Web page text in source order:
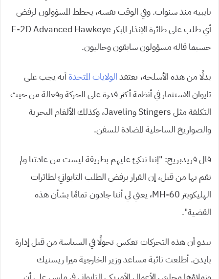
تايبيه منذ سنوات. وفي الوقت نفسه، يخطط المسؤولون لرفض
أي طلب على طائرة الإنذار المبكر E-2D Advanced Hawkeye
حسبما قاله مسؤولون سابقون وحاليون.
بدلًا من هذه الأسلحة، تعتقدالولايات المتحدةأنه يجب على
تايوان الاستثمار في أنظمة أكثر قدرة على الحركة وفعالة من حيث
التكلفة مثل Stingers وJavelin، وكذلك الألغام البحرية
والصواريخ الساحلية المضادة للسفن.
قال فريدبريج: “إننا نتكئ عليهم بطريقة ليست من عادتنا ولم
نقم بها من قبل، إن القرار برفض الطلب التايوانيّ لطائرات
الهليكوبتر MH-60، يعني لي أننا جادون تمامًا بشأن هذه
القضية”.
يبدو أن هذه التحركات تعكس تحولًا في السياسة من قبل إدارة
بايدن. أطلعت نائبة مساعد وزير الخارجية ميرا ريسنيك